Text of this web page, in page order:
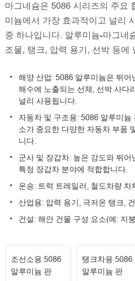
마그네슘은 5086 시리즈의 주요
미늄에서 가장 효과적이고 널리
중 하나입니다. 알루미늄-마그네
조물, 탱크, 압력 용기, 선박 등에
해양 산업: 5086 알루미늄은 뛰어
해수에 노출되는 선체, 선박 사다
널리 사용됩니다.
자동차 및 구조용: 5086 알루미늄
소가 중요한 다양한 자동차 부품
니다.
군사 및 장갑차: 높은 강도와 뛰어
특정 장갑차 분야에 적합합니다.
운송: 트럭 트레일러, 철도차량 차
산업용: 압력 용기, 극저온 탱크,
건설: 해안 건물 구성 요소(예: 지
조선소용 5086
알루미늄 판
탱크차용 5086
알루미늄 판